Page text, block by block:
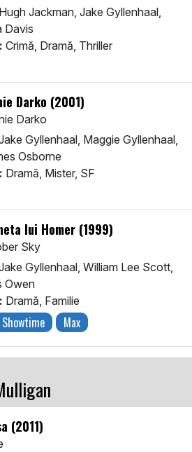
Hugh Jackman, Jake Gyllenhaal,
Davis
Crimă, Dramă, Thriller
Darko (2001)
Darko
Gyllenhaal, Maggie Gyllenhaal,
Osborne
Dramă, Mister, SF
lui Homer (1999)
Sky
Gyllenhaal, William Lee Scott,
Owen
Dramă, Familie
Showtime Max
(2011)